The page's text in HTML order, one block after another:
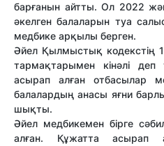
барғанын айтты. Ол 2022
әкелген балаларын туа
медбике арқылы берген.
Әйел Қылмыстық кодекстің
тармақтарымен кінәлі деп
асырап алған отбасылар
балалардың анасы яғни
шықты.
Әйел медбикемен бірге
алған. Құжатта асырап